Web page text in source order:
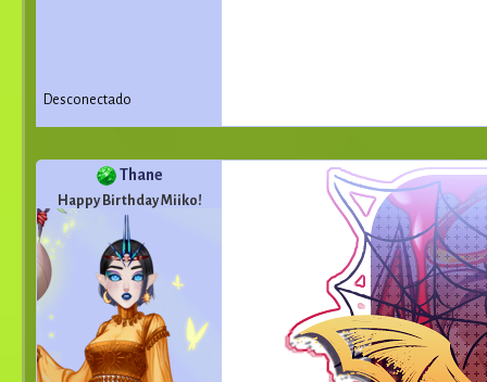
Desconectado
Thane
Happy Birthday Miiko!